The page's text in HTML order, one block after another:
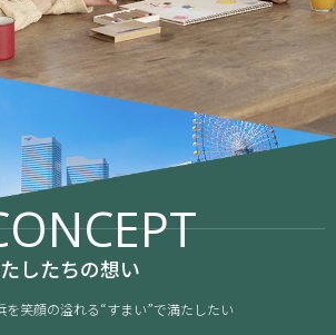
したちの想い
を笑顔の溢れる“すまい”で満たしたい